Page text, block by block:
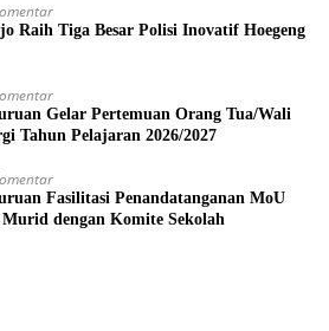
Raih Tiga Besar Polisi Inovatif Hoegeng
Gelar Pertemuan Orang Tua/Wali
Tahun Pelajaran 2026/2027
Fasilitasi Penandatanganan MoU
dengan Komite Sekolah